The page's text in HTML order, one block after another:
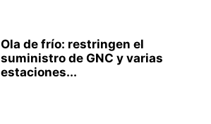
Ola de frío: restringen el
suministro de GNC y varias
estaciones...